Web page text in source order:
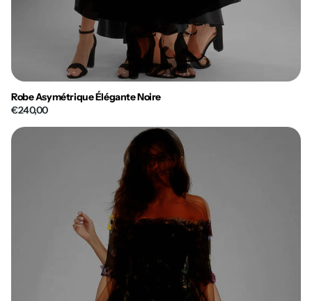
Robe Asymétrique Élégante Noire
€240,00